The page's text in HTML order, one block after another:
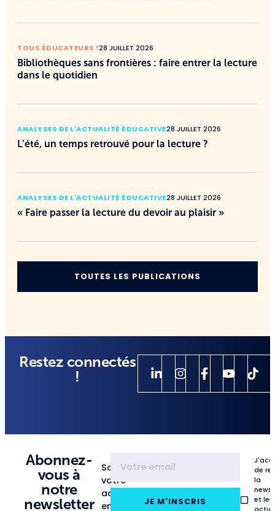
TOUS ÉDUCATEURS !28 JUILLET 2026
Bibliothèques sans frontières : faire entrer la lecture
dans le quotidien
ANALYSES DE L'ACTUALITÉ ÉDUCATIVE28 JUILLET 2026
L’été, un temps retrouvé pour la lecture ?
ANALYSES DE L'ACTUALITÉ ÉDUCATIVE28 JUILLET 2026
« Faire passer la lecture du devoir au plaisir »
TOUTES LES PUBLICATIONS
Restez connectés
!
Abonnez-
vous à
notre
newsletter
Saisissez
votre
adresse
email
JE M'INSCRIS
de
la
et les